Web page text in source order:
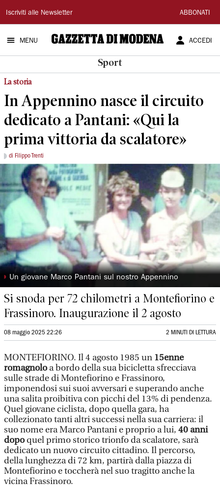
Gazzetta
di
Modena
Iscriviti alle Newsletter ABBONATI
MENU ACCEDI
Sport
La storia
In Appennino nasce il circuito
dedicato a Pantani: «Qui la
prima vittoria da scalatore»
di Filippo Trenti
◗ Un giovane Marco Pantani sul nostro Appennino
Si snoda per 72 chilometri a Montefiorino e
Frassinoro. Inaugurazione il 2 agosto
08 maggio 2025 22:26 2 MINUTI DI LETTURA
MONTEFIORINO. Il 4 agosto 1985 un 15enne
romagnoloa bordo della sua bicicletta sfrecciava
sulle strade di Montefiorino e Frassinoro,
imponendosi sui suoi avversari e superando anche
una salita proibitiva con picchi del 13% di pendenza.
Quel giovane ciclista, dopo quella gara, ha
collezionato tanti altri successi nella sua carriera: il
suo nome era Marco Pantani e proprio a lui, 40 anni
dopoquel primo storico trionfo da scalatore, sarà
dedicato un nuovo circuito cittadino. Il percorso,
della lunghezza di 72 km, partirà dalla piazza di
Montefiorino e toccherà nel suo tragitto anche la
vicina Frassinoro.